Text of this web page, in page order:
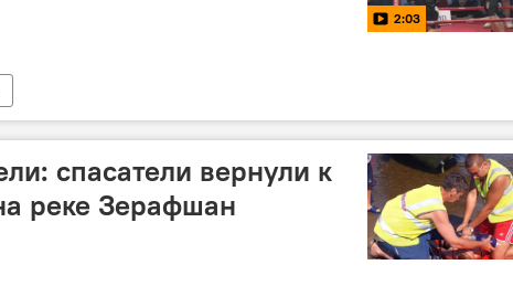
2:03
спасатели вернули к
реке Зерафшан